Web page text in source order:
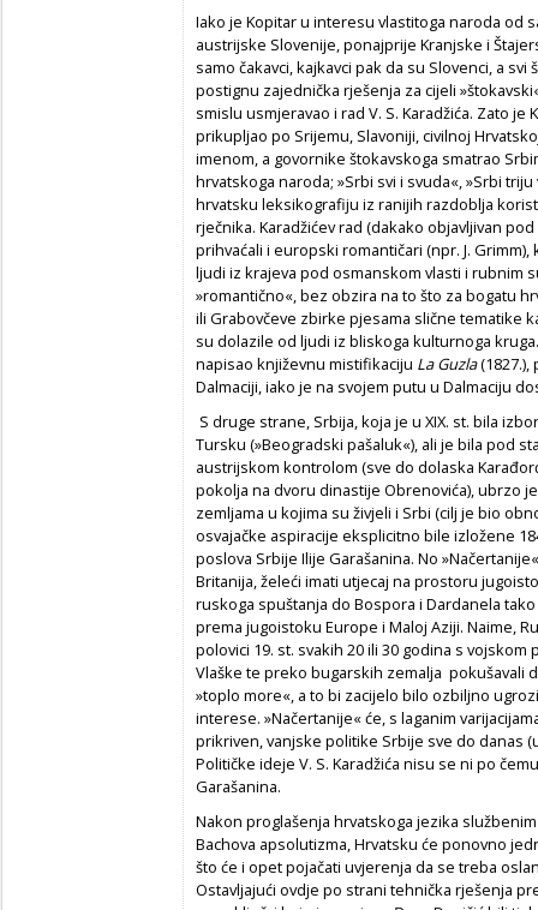
Iako je Kopitar u interesu vlastitoga naroda od
austrijske Slovenije, ponajprije Kranjske i
samo čakavci, kajkavci pak da su Slovenci, a
postignu zajednička rješenja za cijeli
smislu usmjeravao i rad V. S. Karadžića. Zato
prikupljao po Srijemu, Slavoniji, civilnoj
imenom, a govornike štokavskoga smatrao
hrvatskoga naroda; »Srbi svi i svuda«, »Srbi
hrvatsku leksikografiju iz ranijih razdoblja
rječnika. Karadžićev rad (dakako objavljivan
prihvaćali i europski romantičari (npr. J.
ljudi iz krajeva pod osmanskom vlasti i rubnim
»romantično«, bez obzira na to što za bogatu
ili Grabovčeve zbirke pjesama slične tematike
su dolazile od ljudi iz bliskoga kulturnoga
napisao književnu mistifikaciju La Guzla(1827.),
Dalmaciji, iako je na svojem putu u Dalmaciju
S druge strane, Srbija, koja je u XIX. st. bila
Tursku (»Beogradski pašaluk«), ali je bila pod
austrijskom kontrolom (sve do dolaska
pokolja na dvoru dinastije Obrenovića), ubrzo
zemljama u kojima su živjeli i Srbi (cilj je bio
osvajačke aspiracije eksplicitno bile izložene
poslova Srbije Ilije Garašanina. No
Britanija, želeći imati utjecaj na prostoru
ruskoga spuštanja do Bospora i Dardanela
prema jugoistoku Europe i Maloj Aziji. Naime,
polovici 19. st. svakih 20 ili 30 godina s
Vlaške te preko bugarskih zemalja pokušavali
»toplo more«, a to bi zacijelo bilo ozbiljno
interese. »Načertanije« će, s laganim
prikriven, vanjske politike Srbije sve do danas
Političke ideje V. S. Karadžića nisu se ni po
Garašanina.
Nakon proglašenja hrvatskoga jezika
Bachova apsolutizma, Hrvatsku će ponovno
što će i opet pojačati uvjerenja da se treba
Ostavljajući ovdje po strani tehnička rješenja